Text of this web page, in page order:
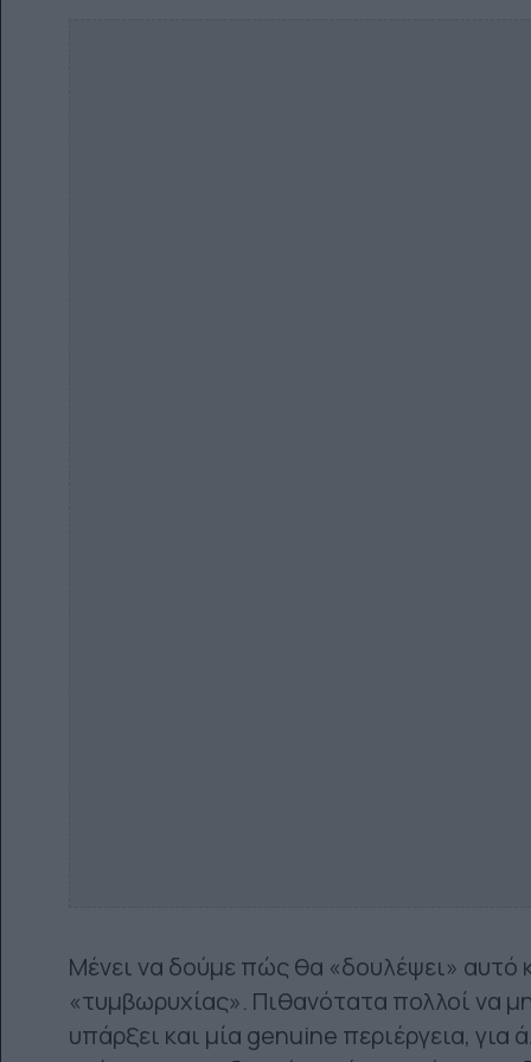
Μένει να δούμε πώς θα «δουλέψει» αυτό
«τυμβωρυχίας». Πιθανότατα πολλοί να
υπάρξει και μία genuine περιέργεια, για